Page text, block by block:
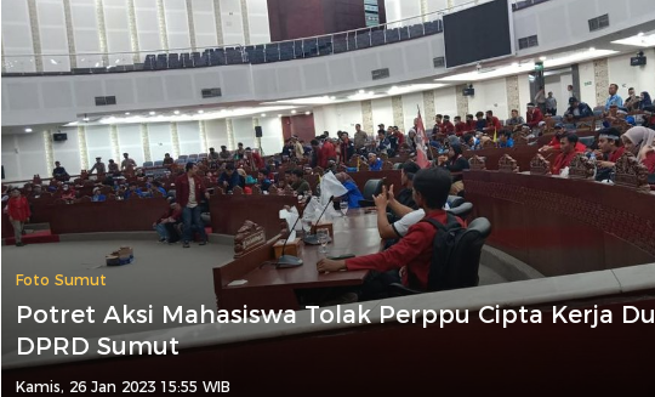
Foto Sumut
Potret Aksi Mahasiswa Tolak Perppu Cipta Kerja
DPRD Sumut
Kamis, 26 Jan 2023 15:55 WIB